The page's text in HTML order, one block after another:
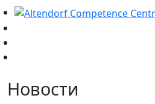
Новости